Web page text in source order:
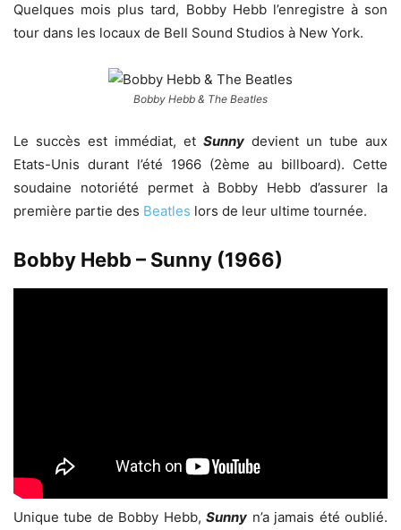
Quelques mois plus tard, Bobby Hebb l’enregistre à son
tour dans les locaux de Bell Sound Studios à New York.
Bobby Hebb & The Beatles
Le succès est immédiat, et Sunny devient un tube aux
Etats-Unis durant l’été 1966 (2ème au billboard). Cette
soudaine notoriété permet à Bobby Hebb d’assurer la
première partie des Beatles lors de leur ultime tournée.
Bobby Hebb – Sunny (1966)
Unique tube de Bobby Hebb,Sunny n’a jamais été oublié.